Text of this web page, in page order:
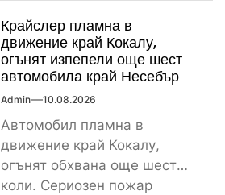
Крайслер пламна в
движение край Кокалу,
огънят изпепели още шест
автомобила край Несебър
Admin 10.08.2026
Автомобил пламна в
движение край Кокалу,
огънят обхвана още шест
коли. Сериозен пожар